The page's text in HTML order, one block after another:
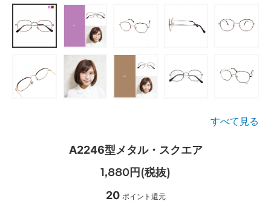
すべて見る
A2246型メタル・スクエア
1,880円(税抜)
20 ポイント還元